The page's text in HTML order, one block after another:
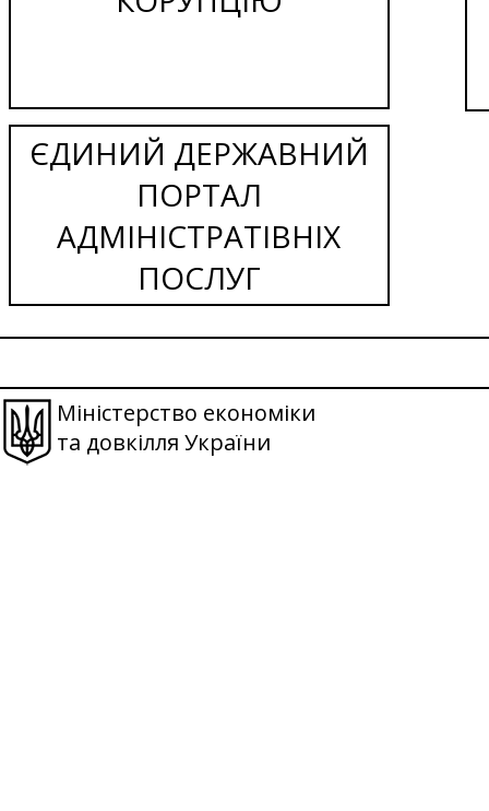
ЄДИНИЙ ДЕРЖАВНИЙ
ПОРТАЛ
АДМІНІСТРАТІВНІХ
ПОСЛУГ
Міністерство економіки
та довкілля України